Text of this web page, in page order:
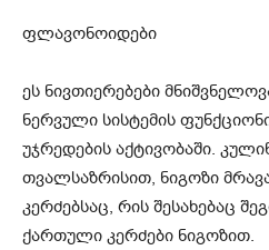
ფლავონოიდები
ეს ნივთიერებები
ნერვული სისტემის
უჯრედების აქტივობაში.
თვალსაზრისით, ნიგოზი
კერძებსაც, რის შესახებაც
ქართული კერძები ნიგოზით.